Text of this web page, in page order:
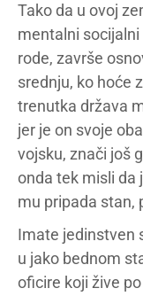
Tako da u ovoj
mentalni socijalni
rode, završe
srednju, ko hoće
trenutka država
jer je on svoje
vojsku, znači još
onda tek misli da
mu pripada stan,
Imate jedinstven
u jako bednom
oficire koji žive